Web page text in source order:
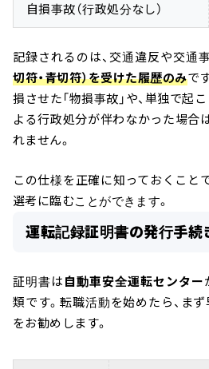
自損事故（行政処分なし）
記録されるのは、交通違反や交通
切符・青切符）を受けた履歴のみで
損させた「物損事故」や、単独で起
よる行政処分が伴わなかった場合
れません。
この仕様を正確に知っておくこと
選考に臨むことができます。
運転記録証明書の発行手続
証明書は 自動車安全運転センター
類です。転職活動を始めたら、ま
をお勧めします。